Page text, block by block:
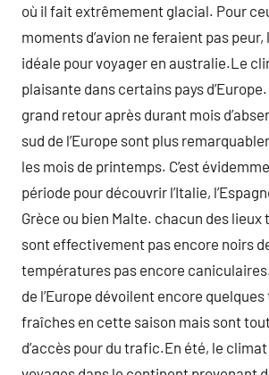
où il fait extrêmement glacial. Pour
moments d’avion ne feraient pas peur,
idéale pour voyager en australie.Le
plaisante dans certains pays
grand retour après durant mois
sud de l’Europe sont plus
les mois de printemps. C’est
période pour découvrir l’Italie,
Grèce ou bien Malte. chacun des lieux
sont effectivement pas encore noirs
températures pas encore
de l’Europe dévoilent encore
fraîches en cette saison mais sont
d’accès pour du trafic.En été, le